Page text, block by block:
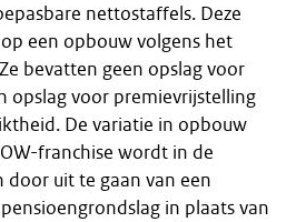
nettostaffels. Deze
een opbouw volgens het
bevatten geen opslag voor
opslag voor premievrijstelling
De variatie in opbouw
franchise wordt in de
uit te gaan van een
in plaats van